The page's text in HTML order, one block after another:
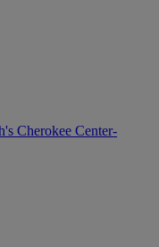
Cherokee Center-